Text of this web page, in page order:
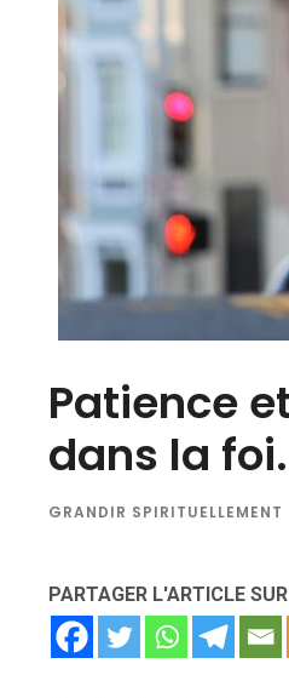
Patience
dans la foi.
GRANDIR SPIRITUELLEMENT
PARTAGER L'ARTICLE SUR